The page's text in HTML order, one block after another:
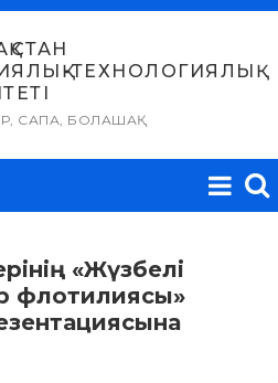
ТЕХНОЛОГИЯЛЫҚ
САПА, БОЛАШАҚ
«Жүзбелі
флотилиясы»